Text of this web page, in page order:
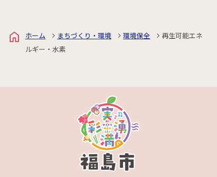
ホーム まちづくり・環境 環境保全
再生可能エネ
ルギー・水素